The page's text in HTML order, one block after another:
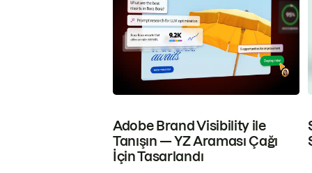
Adobe Brand Visibility ile
Tanışın — YZ Araması Çağı
İçin Tasarlandı